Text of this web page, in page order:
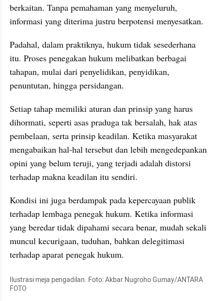
berkaitan. Tanpa pemahaman yang menyeluruh,
informasi yang diterima justru berpotensi menyesatkan.
Padahal, dalam praktiknya, hukum tidak sesederhana
itu. Proses penegakan hukum melibatkan berbagai
tahapan, mulai dari penyelidikan, penyidikan,
penuntutan, hingga persidangan.
Setiap tahap memiliki aturan dan prinsip yang harus
dihormati, seperti asas praduga tak bersalah, hak atas
pembelaan, serta prinsip keadilan. Ketika masyarakat
mengabaikan hal-hal tersebut dan lebih mengedepankan
opini yang belum teruji, yang terjadi adalah distorsi
terhadap makna keadilan itu sendiri.
Kondisi ini juga berdampak pada kepercayaan publik
terhadap lembaga penegak hukum. Ketika informasi
yang beredar tidak dipahami secara benar, mudah sekali
muncul kecurigaan, tuduhan, bahkan delegitimasi
terhadap aparat penegak hukum.
Ilustrasi meja pengadilan. Foto: Akbar Nugroho Gumay/ANTARA
FOTO